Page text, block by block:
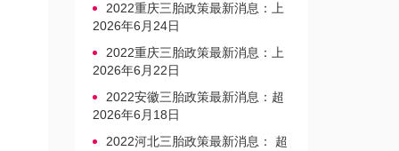
2022重庆三胎政策最新消息：上
户口、办准生证指南
2026年6月24日
2022重庆三胎政策最新消息：上
户口、办准生证指南
2026年6月22日
2022安徽三胎政策最新消息：超
生家庭罚款标准更新
2026年6月18日
2022河北三胎政策最新消息： 超